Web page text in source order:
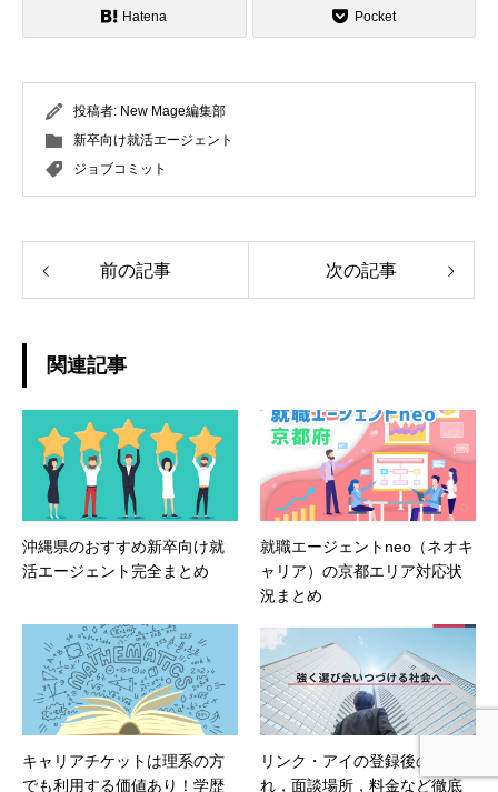
Hatena Pocket
投稿者: New Mage編集部
新卒向け就活エージェント
ジョブコミット
前の記事 次の記事
関連記事
沖縄県のおすすめ新卒向け就
活エージェント完全まとめ
就職エージェントneo（ネオキ
ャリア）の京都エリア対応状
況まとめ
キャリアチケットは理系の方
でも利用する価値あり！学歴
リンク・アイの登録後の流
れ，面談場所，料金など徹底